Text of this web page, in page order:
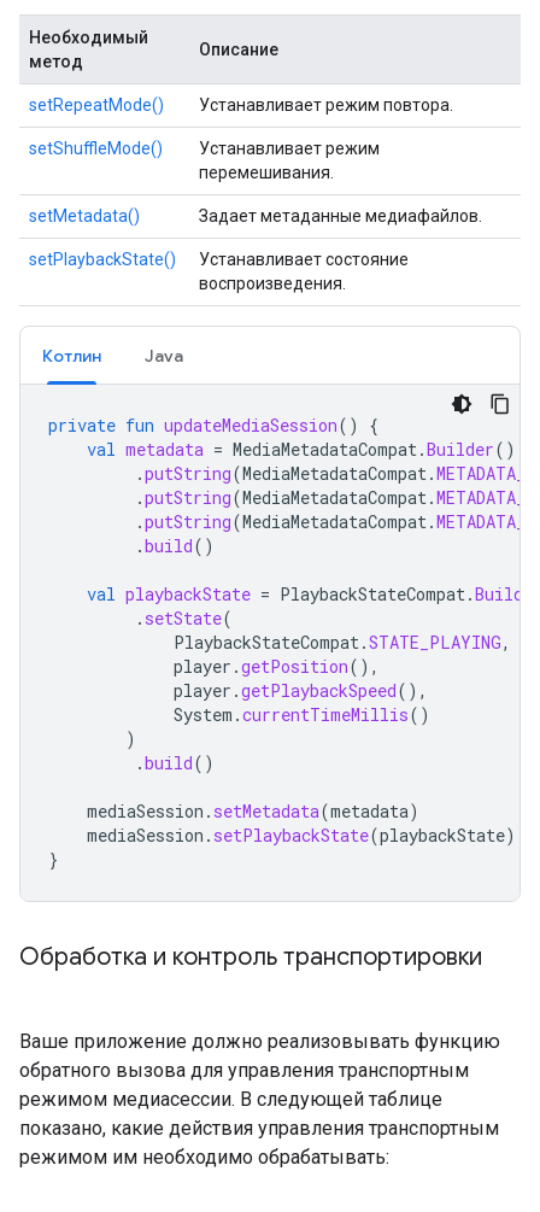
Необходимый
метод
Описание
setRepeatMode() Устанавливает режим повтора.
setShuffleMode()
Устанавливает режим
перемешивания.
setMetadata() Задает метаданные медиафайлов.
setPlaybackState()
Устанавливает состояние
воспроизведения.
Котлин Java
private fun updateMediaSession()
{
val metadata = MediaMetadataCompat.Builder()
.putString(MediaMetadataCompat.
.putString(MediaMetadataCompat.
.putString(MediaMetadataCompat.
.build()
val playbackState = PlaybackStateCompat.
. setState(
PlaybackStateCompat.STATE_PLAYING,
player .getPosition(),
player .getPlaybackSpeed(),
System .currentTimeMillis()
)
.build()
mediaSession . setMetadata(metadata)
mediaSession . setPlaybackState(playbackState)
}
Обработка и контроль транспортировки
Ваше приложение должно реализовывать функцию
обратного вызова для управления транспортным
режимом медиасессии. В следующей таблице
показано, какие действия управления транспортным
режимом им необходимо обрабатывать: